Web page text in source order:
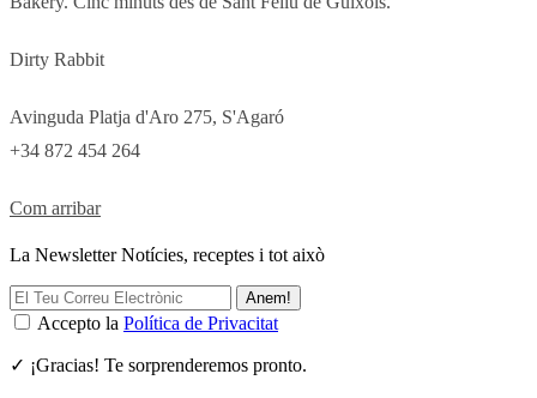
Dirty Rabbit
Avinguda Platja d'Aro 275, S'Agaró
+34 872 454 264
Com arribar
La Newsletter Notícies, receptes i tot això
Anem!
Accepto la Política de Privacitat
✓ ¡Gracias! Te sorprenderemos pronto.